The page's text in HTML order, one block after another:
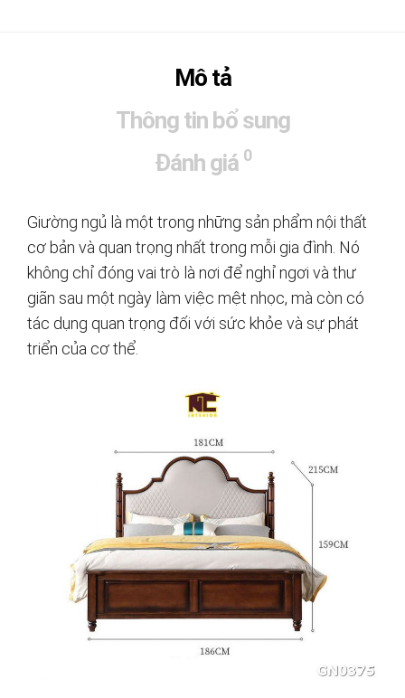
Mô tả
Thông tin bổ sung
Đánh giá 0
Giường ngủ là một trong những sản phẩm nội thất
cơ bản và quan trọng nhất trong mỗi gia đình. Nó
không chỉ đóng vai trò là nơi để nghỉ ngơi và thư
giãn sau một ngày làm việc mệt nhọc, mà còn có
tác dụng quan trọng đối với sức khỏe và sự phát
triển của cơ thể.